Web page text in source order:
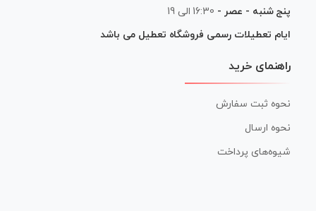
پنج شنبه - عصر - 16:30 الی 19
ایام تعطیلات رسمی فروشگاه تعطیل می باشد
راهنمای خرید
نحوه ثبت سفارش
نحوه ارسال
شیوه‌های پرداخت